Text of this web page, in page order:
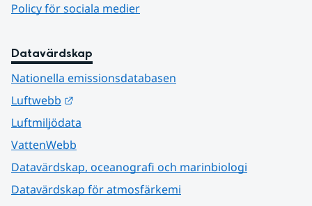
Policy för sociala medier
Datavärdskap
Nationella emissionsdatabasen
Luftwebb
Luftmiljödata
VattenWebb
Datavärdskap, oceanografi och marinbiologi
Datavärdskap för atmosfärkemi